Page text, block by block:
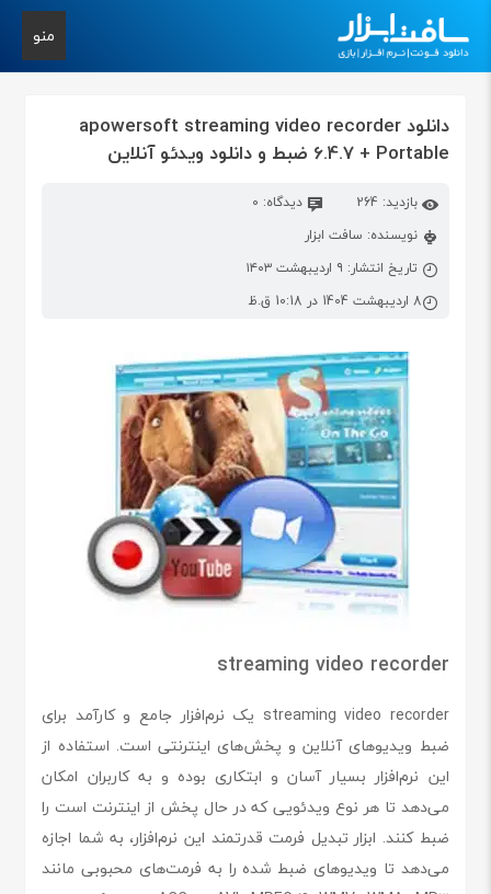
منو
دانلود apowersoft streaming video recorder
6.4.7 + Portable ضبط و دانلود ویدئو آنلاین
بازدید: 264
دیدگاه: 0
نویسنده: سافت ابزار
تاریخ انتشار: ۹ اردیبهشت ۱۴۰۳
8 اردیبهشت 1404 در 10:18 ق.ظ
streaming video recorder
streaming video recorder یک نرم‌افزار جامع و کارآمد برای
ضبط ویدیوهای آنلاین و پخش‌های اینترنتی است. استفاده از
این نرم‌افزار بسیار آسان و ابتکاری بوده و به کاربران امکان
می‌دهد تا هر نوع ویدئویی که در حال پخش از اینترنت است را
ضبط کنند. ابزار تبدیل فرمت قدرتمند این نرم‌افزار، به شما اجازه
می‌دهد تا ویدیوهای ضبط شده را به فرمت‌های محبوبی مانند